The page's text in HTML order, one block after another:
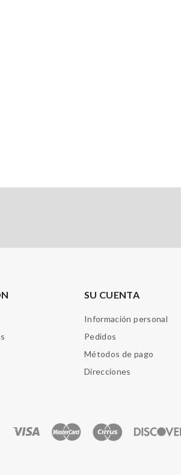
SU CUENTA
Información personal
Pedidos
Métodos de pago
Direcciones